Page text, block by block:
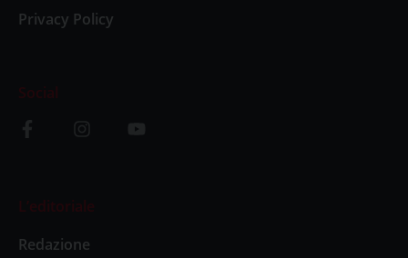
Privacy Policy
Social
L’editoriale
Redazione